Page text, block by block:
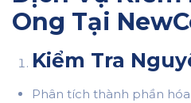
Ong Tại
Kiểm Tra
Phân tích thành phần